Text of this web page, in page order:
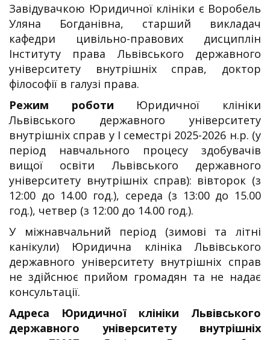
Завідувачкою Юридичної клініки є Воробель
Уляна Богданівна, старший викладач
кафедри цивільно-правових дисциплін
Інституту права Львівського державного
університету внутрішніх справ, доктор
філософії в галузі права.
Режим роботи Юридичної клініки
Львівського державного університету
внутрішніх справ у I семестрі 2025-2026 н.р. (у
період навчального процесу здобувачів
вищої освіти Львівського державного
університету внутрішніх справ): вівторок (з
12:00 до 14.00 год.), середа (з 13:00 до 15.00
год.), четвер (з 12:00 до 14.00 год.).
У міжнавчальний період (зимові та літні
канікули) Юридична клініка Львівського
державного університету внутрішніх справ
не здійснює прийом громадян та не надає
консультації.
Адреса Юридичної клініки Львівського
державного університету внутрішніх